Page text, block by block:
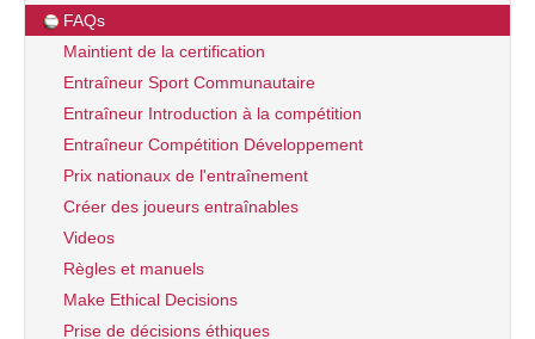
FAQs
Maintient de la certification
Entraîneur Sport Communautaire
Entraîneur Introduction à la compétition
Entraîneur Compétition Développement
Prix nationaux de l'entraînement
Créer des joueurs entraînables
Videos
Règles et manuels
Make Ethical Decisions
Prise de décisions éthiques